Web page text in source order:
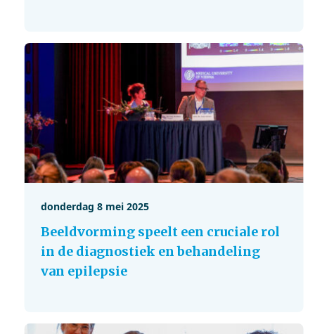
donderdag 8 mei 2025
Beeldvorming speelt een cruciale rol
in de diagnostiek en behandeling
van epilepsie